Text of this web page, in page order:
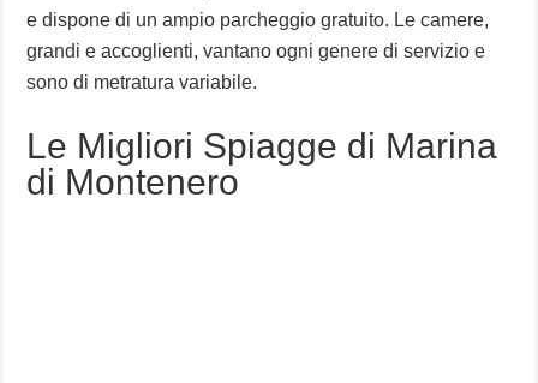
e dispone di un ampio parcheggio gratuito. Le camere,
grandi e accoglienti, vantano ogni genere di servizio e
sono di metratura variabile.
Le Migliori Spiagge di Marina
di Montenero